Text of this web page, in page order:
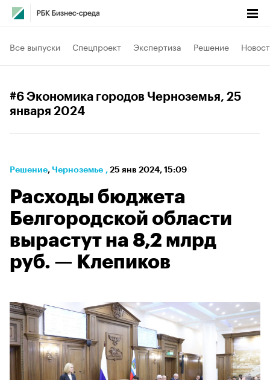
Все выпуски Спецпроект Экспертиза Решение
#6 Экономика городов Черноземья, 25
января 2024
Решение⁠, Черноземье , 25 янв 2024, 15:09
Расходы бюджета
Белгородской области
вырастут на 8,2 млрд
руб. — Клепиков